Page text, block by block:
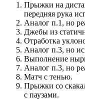
Прыжки на
передняя рука
Аналог п.1, но
Джебы из
Отработка
Аналог п.3, но
Выполнение
Аналог п.3, но
Матч с тенью.
Прыжки со
с паузами.